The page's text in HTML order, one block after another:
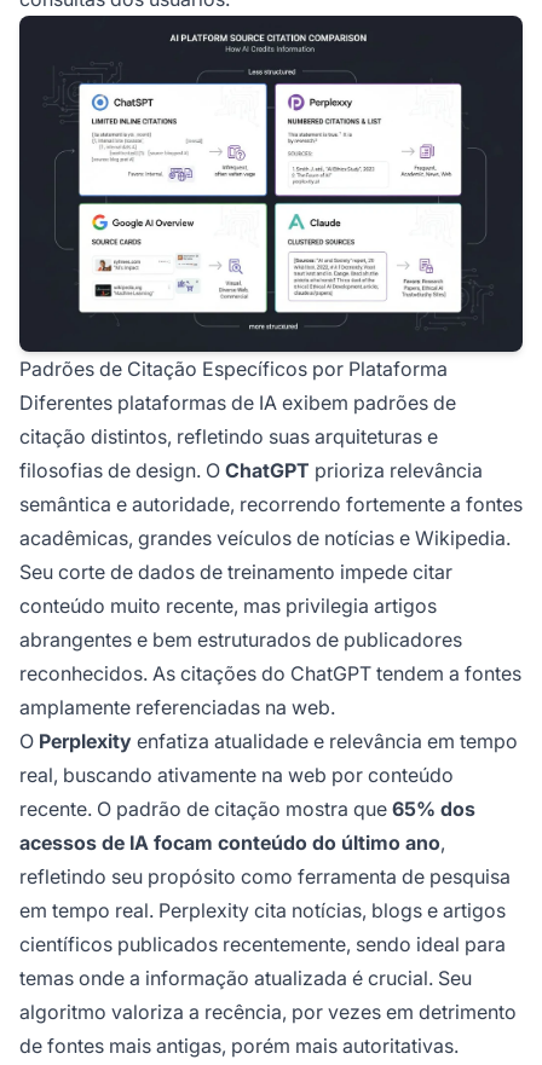
Padrões de Citação Específicos por Plataforma
Diferentes plataformas de IA exibem padrões de
citação distintos, refletindo suas arquiteturas e
filosofias de design. O ChatGPT prioriza relevância
semântica e autoridade, recorrendo fortemente a fontes
acadêmicas, grandes veículos de notícias e Wikipedia.
Seu corte de dados de treinamento impede citar
conteúdo muito recente, mas privilegia artigos
abrangentes e bem estruturados de publicadores
reconhecidos. As citações do ChatGPT tendem a fontes
amplamente referenciadas na web.
O Perplexity enfatiza atualidade e relevância em tempo
real, buscando ativamente na web por conteúdo
recente. O padrão de citação mostra que 65% dos
acessos de IA focam conteúdo do último ano,
refletindo seu propósito como ferramenta de pesquisa
em tempo real. Perplexity cita notícias, blogs e artigos
científicos publicados recentemente, sendo ideal para
temas onde a informação atualizada é crucial. Seu
algoritmo valoriza a recência, por vezes em detrimento
de fontes mais antigas, porém mais autoritativas.